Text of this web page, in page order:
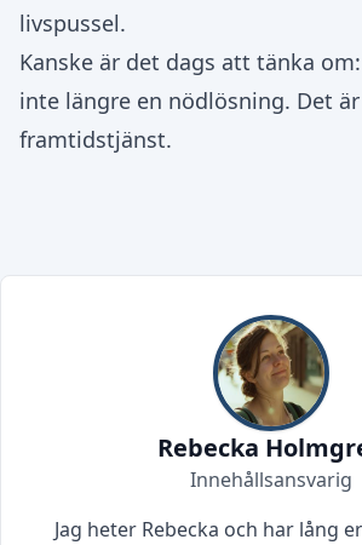
livspussel.
Kanske är det dags att tänka
inte längre en nödlösning. Det
framtidstjänst.
Rebecka
Innehållsansvarig
Jag heter Rebecka och har lång